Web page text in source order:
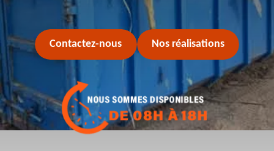
Contactez-nous Nos réalisations